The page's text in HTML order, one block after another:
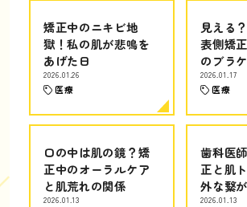
矯正中のニキビ地
獄！私の肌が悲鳴を
あげた日
2026.01.26
医療
見える
表側矯
のブラ
2026.01.17
医療
口の中は肌の鏡？矯
正中のオーラルケア
と肌荒れの関係
2026.01.13
歯科医
正と肌
外な繋
2026.01.13